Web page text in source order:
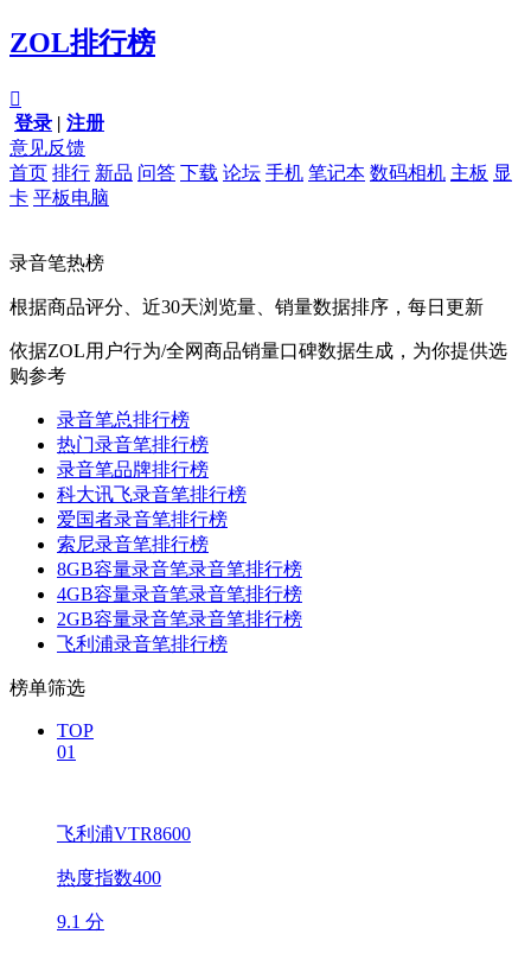
ZOL排行榜

登录 | 注册
意见反馈
首页 排行 新品 问答 下载 论坛 手机 笔记本 数码相机 主板 显
卡 平板电脑
录音笔热榜
根据商品评分、近30天浏览量、销量数据排序，每日更新
依据ZOL用户行为/全网商品销量口碑数据生成，为你提供选
购参考
录音笔总排行榜
热门录音笔排行榜
录音笔品牌排行榜
科大讯飞录音笔排行榜
爱国者录音笔排行榜
索尼录音笔排行榜
8GB容量录音笔录音笔排行榜
4GB容量录音笔录音笔排行榜
2GB容量录音笔录音笔排行榜
飞利浦录音笔排行榜
榜单筛选
TOP
01
飞利浦VTR8600
热度指数400
9.1 分